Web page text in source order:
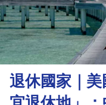
資
樓
市
理
退休國家｜